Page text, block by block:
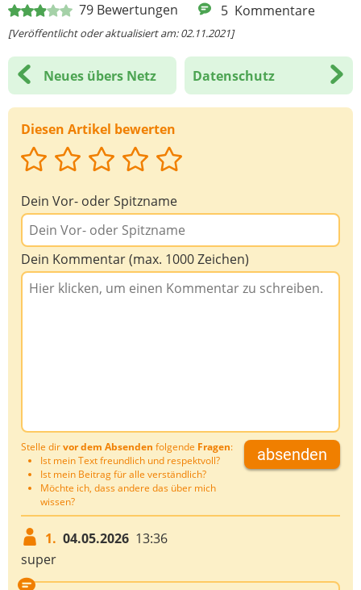
79 Bewertungen 5 Kommentare
[Veröffentlicht oder aktualisiert am: 02.11.2021]
Neues übers Netz Datenschutz
Diesen Artikel bewerten
Dein Vor- oder Spitzname
Dein Kommentar (max. 1000 Zeichen)
Stelle dirvor dem Absenden folgende Fragen:
Ist mein Text freundlich und respektvoll?
Ist mein Beitrag für alle verständlich?
Möchte ich, dass andere das über mich
wissen?
absenden
1. 04.05.2026 13:36
super